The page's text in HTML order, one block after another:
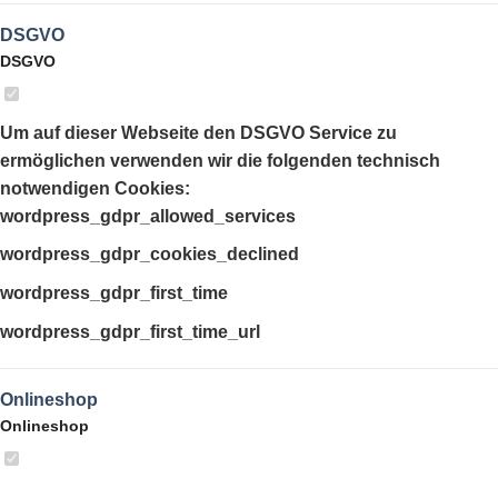
DSGVO
DSGVO
Um auf dieser Webseite den DSGVO Service zu
ermöglichen verwenden wir die folgenden technisch
notwendigen Cookies:
wordpress_gdpr_allowed_services
wordpress_gdpr_cookies_declined
wordpress_gdpr_first_time
wordpress_gdpr_first_time_url
Onlineshop
Onlineshop